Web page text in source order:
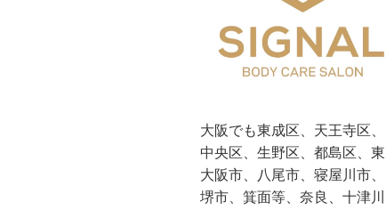
大阪でも東成区、天王寺区、
中央区、生野区、都島区、東
大阪市、八尾市、寝屋川市、
堺市、箕面等、奈良、十津川